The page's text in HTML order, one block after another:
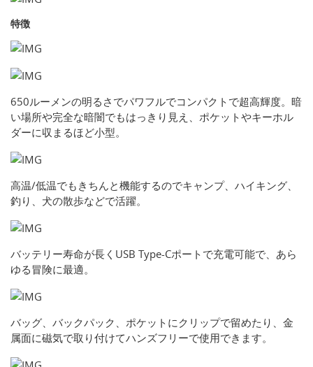
特徴
650ルーメンの明るさでパワフルでコンパクトで超高輝度。暗
い場所や完全な暗闇でもはっきり見え、ポケットやキーホル
ダーに収まるほど小型。
高温/低温でもきちんと機能するのでキャンプ、ハイキング、
釣り、犬の散歩などで活躍。
バッテリー寿命が長くUSB Type-Cポートで充電可能で、あら
ゆる冒険に最適。
バッグ、バックパック、ポケットにクリップで留めたり、金
属面に磁気で取り付けてハンズフリーで使用できます。